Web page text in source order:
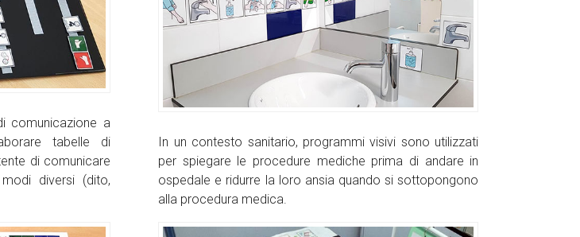
comunicazione a
tabelle di
di comunicare
diversi (dito,
In un contesto sanitario, programmi visivi sono utilizzati
per spiegare le procedure mediche prima di andare in
ospedale e ridurre la loro ansia quando si sottopongono
alla procedura medica.